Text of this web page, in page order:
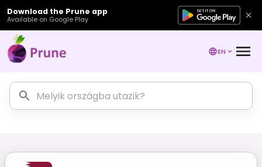
Download the Prune app
Available on Google Play
EN